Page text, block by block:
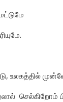
உலகத்தில்
செல்கிறோம்